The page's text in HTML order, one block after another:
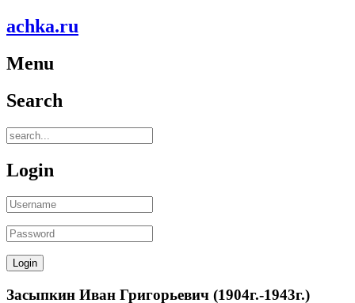
achka.ru
Menu
Search
Login
Засыпкин Иван Григорьевич (1904г.-1943г.)